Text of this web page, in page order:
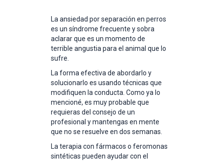
La ansiedad por separación en perros
es un síndrome frecuente y sobra
aclarar que es un momento de
terrible angustia para el animal que lo
sufre.
La forma efectiva de abordarlo y
solucionarlo es usando técnicas que
modifiquen la conducta. Como ya lo
mencioné, es muy probable que
requieras del consejo de un
profesional y mantengas en mente
que no se resuelve en dos semanas.
La terapia con fármacos o feromonas
sintéticas pueden ayudar con el